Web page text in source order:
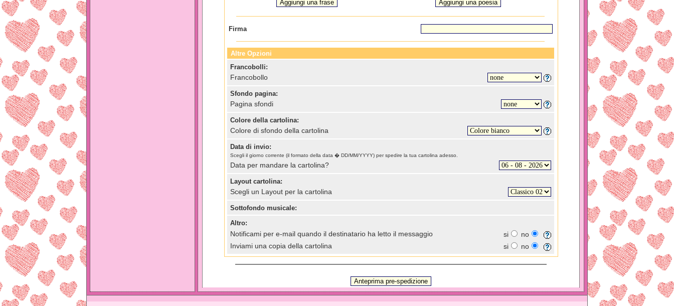
Firma
Altre Opzioni
Francobolli:
Francobollo
Sfondo pagina:
Pagina sfondi
Colore della cartolina:
Colore di sfondo della cartolina
Data di invio:
Scegli il giorno corrente (il formato della data � DD/MM/YYYY) per spedire la tua cartolina adesso.
Data per mandare la cartolina?
Layout cartolina:
Scegli un Layout per la cartolina
Sottofondo musicale:
Altro:
Notificami per e-mail quando il destinatario ha letto il messaggio si
no
Inviami una copia della cartolina
si no